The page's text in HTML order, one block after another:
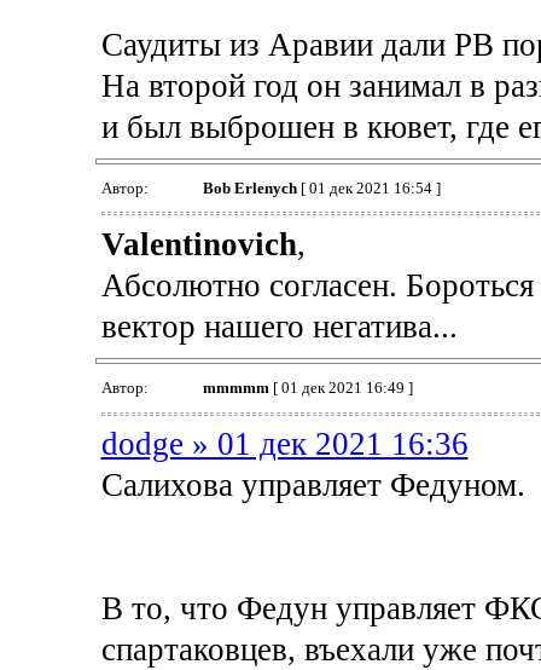
Саудиты из Аравии дали РВ
На второй год он занимал в
и был выброшен в кювет, где
Автор: Bob Erlenych[ 01 дек 2021 16:54 ]
Valentinovich,
Абсолютно согласен.
вектор нашего негатива...
Автор: mmmmm[ 01 дек 2021 16:49 ]
dodge » 01 дек 2021 16:36
Салихова управляет Федуном.
В то, что Федун управляет
спартаковцев, въехали уже